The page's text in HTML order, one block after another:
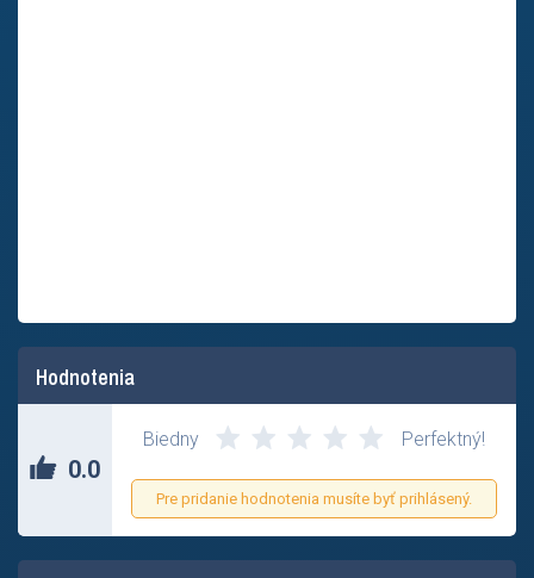
Hodnotenia
0.0
Biedny Perfektný!
Pre pridanie hodnotenia musíte byť prihlásený.